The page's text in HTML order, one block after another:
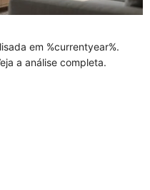
em %currentyear%.
a análise completa.